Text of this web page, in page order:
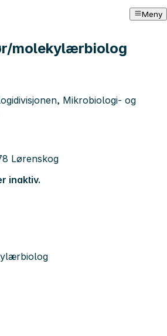
Meny
molekylærbiolog
Mikrobiologi- og
Lørenskog
inaktiv.